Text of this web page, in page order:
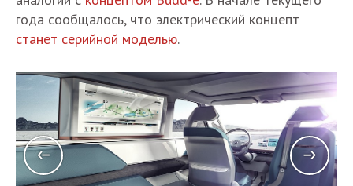
года сообщалось, что электрический концепт
станет серийной моделью.